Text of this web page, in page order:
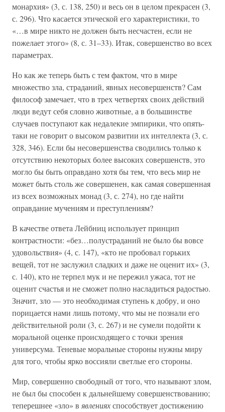
монархия» (3, с. 138, 250) и весь он в целом прекрасен (3,
с. 296). Что касается этической его характеристики, то
«…в мире никто не должен быть несчастен, если не
пожелает этого» (8, с. 31–33). Итак, совершенство во всех
параметрах.
Но как же теперь быть с тем фактом, что в мире
множество зла, страданий, явных несовершенств? Сам
философ замечает, что в трех четвертях своих действий
люди ведут себя словно животные, а в большинстве
случаев поступают как недалекие эмпирики, что опять-
таки не говорит о высоком развитии их интеллекта (3, с.
328, 346). Если бы несовершенства сводились только к
отсутствию некоторых более высоких совершенств, это
могло бы быть оправдано хотя бы тем, что весь мир не
может быть столь же совершенен, как самая совершенная
из всех возможных монад (3, с. 274), но где найти
оправдание мучениям и преступлениям?
В качестве ответа Лейбниц использует принцип
контрастности: «без…полустраданий не было бы вовсе
удовольствия» (4, с. 147), «кто не пробовал горьких
вещей, тот не заслужил сладких и даже не оценит их» (3,
с. 140), кто не терпел мук и не пережил ужаса, тот не
оценит счастья и не сможет полно насладиться радостью.
Значит, зло — это необходимая ступень к добру, и оно
порицается нами лишь потому, что мы не познали его
действительной роли (3, с. 267) и не сумели подойти к
моральной оценке происходящего с точки зрения
универсума. Теневые моральные стороны нужны миру
для того, чтобы ярко воссияли светлые его стороны.
Мир, совершенно свободный от того, что называют злом,
не был бы способен к дальнейшему совершенствованию;
теперешнее «зло» в явленияхспособствует достижению